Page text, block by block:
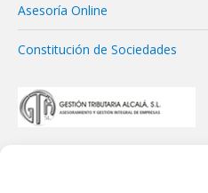
Asesoría Online
Constitución de Sociedades